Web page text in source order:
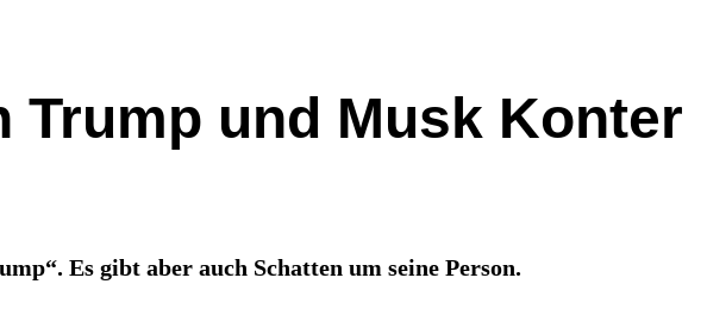
Trump und Musk Konter
Es gibt aber auch Schatten um seine Person.